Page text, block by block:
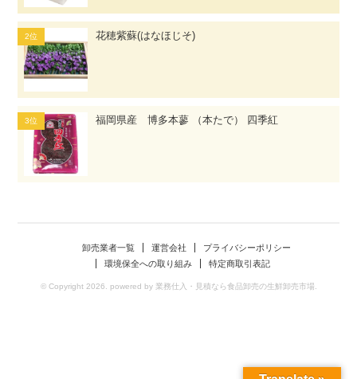
花穂紫蘇(はなほじそ)
福岡県産 博多本蓼 （本たで） 四季紅
卸売業者一覧 運営会社
プライバシーポリシー
環境保全への取り組み
特定商取引表記
© Copyright 2026. powered by 業務仕入・見積なら食品卸売の生鮮卸売市場.